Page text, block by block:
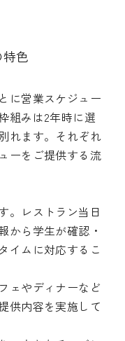
色
に営業スケジュー
組みは2年時に選
れます。それぞれ
ーをご提供する流
。レストラン当日
から学生が確認・
イムに対応するこ
ェやディナーなど
供内容を実施して